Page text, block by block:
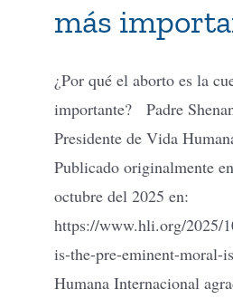
más
¿Por qué el aborto es la
importante? Padre
Presidente de Vida
Publicado originalmente
octubre del 2025 en:
https://www.hli.org/2025/
is-the-pre-eminent-
Humana Internacional